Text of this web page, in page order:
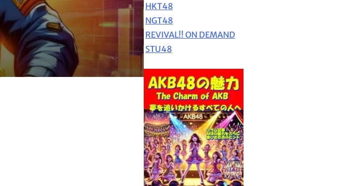
HKT48
NGT48
REVIVAL!! ON DEMAND
STU48